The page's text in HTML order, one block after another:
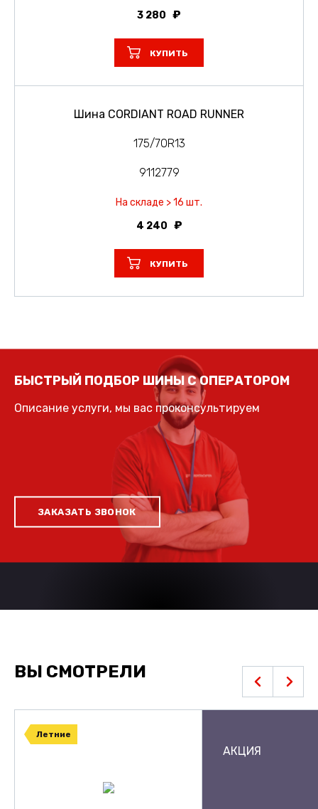
3 280
КУПИТЬ
Шина CORDIANT ROAD RUNNER
175/70R13
9112779
На складе > 16 шт.
4 240
КУПИТЬ
БЫСТРЫЙ ПОДБОР ШИНЫ С ОПЕРАТОРОМ
Описание услуги, мы вас проконсультируем
ЗАКАЗАТЬ ЗВОНОК
ВЫ СМОТРЕЛИ
Летние
АКЦИЯ